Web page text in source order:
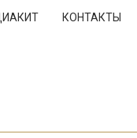
КОНТАКТЫ